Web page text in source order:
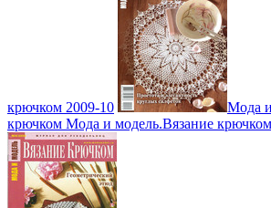
крючком 2009-10
Мода
крючком Мода и модель.Вязание